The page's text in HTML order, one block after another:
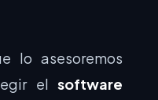
lo asesoremos
elsoftware